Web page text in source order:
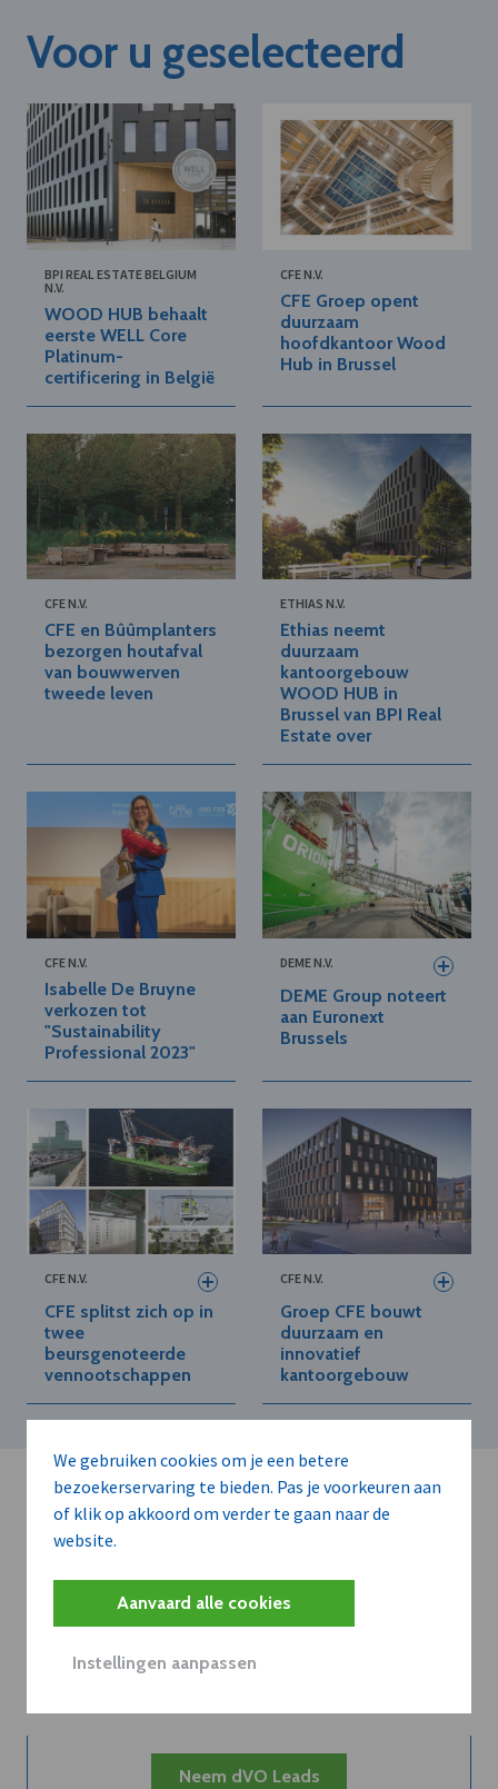
We gebruiken cookies om je een betere
bezoekerservaring te bieden. Pas je voorkeuren aan
of klik op akkoord om verder te gaan naar de
website.
Aanvaard alle cookies
Instellingen aanpassen
Voor u geselecteerd
BPI REAL ESTATE BELGIUM
N.V.
WOOD HUB behaalt
eerste WELL Core
Platinum-
certificering in België
CFE N.V.
CFE Groep opent
duurzaam
hoofdkantoor Wood
Hub in Brussel
CFE N.V.
CFE en Bûûmplanters
bezorgen houtafval
van bouwwerven
tweede leven
ETHIAS N.V.
Ethias neemt
duurzaam
kantoorgebouw
WOOD HUB in
Brussel van BPI Real
Estate over
CFE N.V.
Isabelle De Bruyne
verkozen tot
"Sustainability
Professional 2023"
DEME N.V.
DEME Group noteert
aan Euronext
Brussels
CFE N.V.
CFE splitst zich op in
twee
beursgenoteerde
vennootschappen
CFE N.V.
Groep CFE bouwt
duurzaam en
innovatief
kantoorgebouw
Kort de voordelen
abonnement...
Neem dVO Leads